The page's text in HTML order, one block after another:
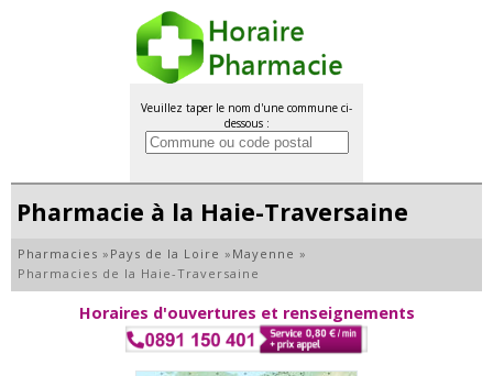
Veuillez taper le nom d'une commune ci-
dessous :
Pharmacie à la Haie-Traversaine
Pharmacies » Pays de la Loire » Mayenne »
Pharmacies de la Haie-Traversaine
Horaires d'ouvertures et renseignements